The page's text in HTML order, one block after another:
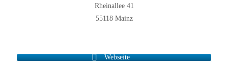
Rheinallee 41
55118 Mainz
Webseite